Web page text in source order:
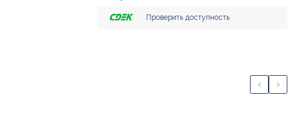
Проверить доступность